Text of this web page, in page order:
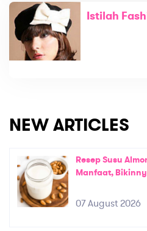
Istilah
NEW ARTICLES
Resep Susu
Manfaat,
07 August 2026